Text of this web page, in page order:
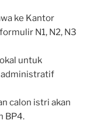
ke Kantor
N1, N2, N3
untuk
administratif
calon istri akan
BP4.